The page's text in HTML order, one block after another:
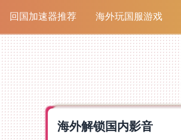
回国加速器推荐 海外玩国服游戏
海外解锁国内影音